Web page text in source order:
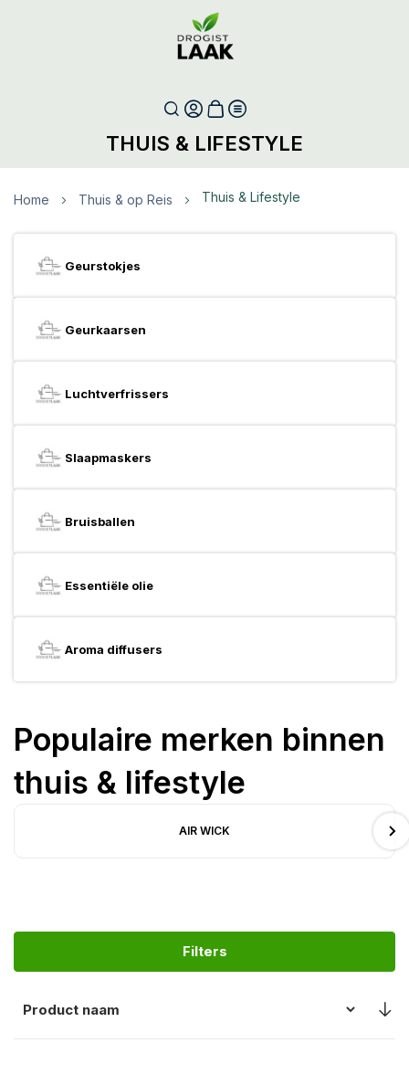
THUIS & LIFESTYLE
Home Thuis & op Reis Thuis & Lifestyle
Geurstokjes
Geurkaarsen
Luchtverfrissers
Slaapmaskers
Bruisballen
Essentiële olie
Aroma diffusers
Populaire merken binnen
thuis & lifestyle
AIR WICK
Filters